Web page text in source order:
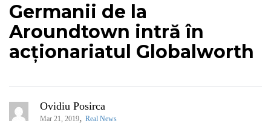
Germanii de la
Aroundtown intră în
acționariatul Globalworth
Ovidiu Posirca
Mar 21, 2019, Real News